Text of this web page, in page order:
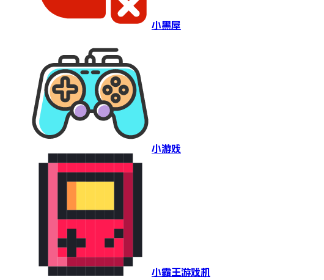
小黑屋
小游戏
小霸王游戏机